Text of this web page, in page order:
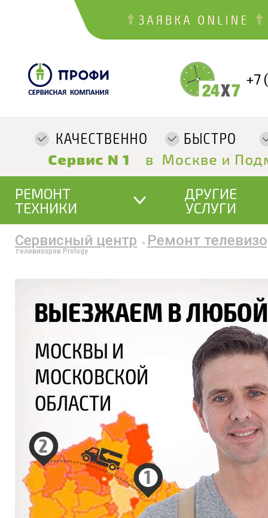
+7
РЕМОНТ
ТЕХНИКИ
ДРУГИЕ
УСЛУГИ
Сервисный центр » Ремонт
телевизоров Prology